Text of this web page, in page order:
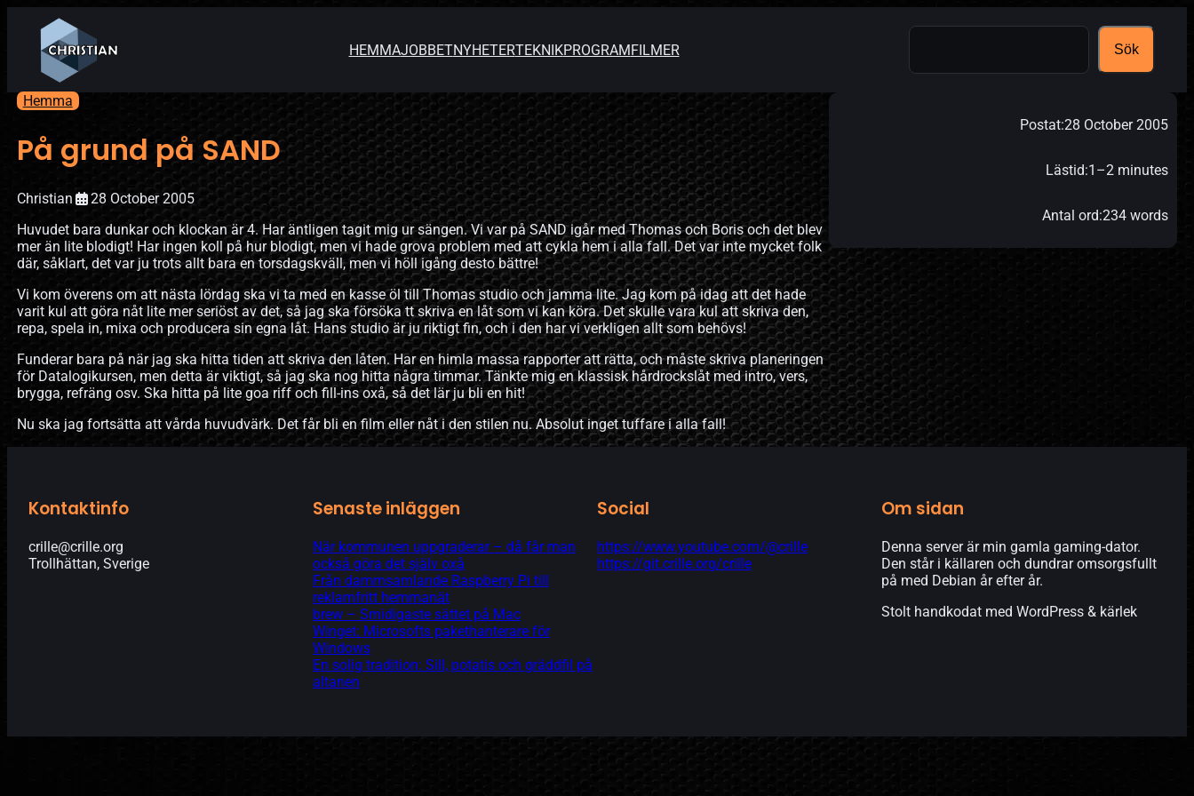
HEMMAJOBBETNYHETERTEKNIKPROGRAMFILMER
Search
Sök
Hemma
På grund på SAND
Christian
28 October 2005
Huvudet bara dunkar och klockan är 4. Har äntligen tagit mig ur sängen. Vi var på SAND igår med Thomas och Boris och det blev
mer än lite blodigt! Har ingen koll på hur blodigt, men vi hade grova problem med att cykla hem i alla fall. Det var inte mycket folk
där, såklart, det var ju trots allt bara en torsdagskväll, men vi höll igång desto bättre!
Vi kom överens om att nästa lördag ska vi ta med en kasse öl till Thomas studio och jamma lite. Jag kom på idag att det hade
varit kul att göra nåt lite mer seriöst av det, så jag ska försöka tt skriva en låt som vi kan köra. Det skulle vara kul att skriva den,
repa, spela in, mixa och producera sin egna låt. Hans studio är ju riktigt fin, och i den har vi verkligen allt som behövs!
Funderar bara på när jag ska hitta tiden att skriva den låten. Har en himla massa rapporter att rätta, och måste skriva planeringen
för Datalogikursen, men detta är viktigt, så jag ska nog hitta några timmar. Tänkte mig en klassisk hårdrockslåt med intro, vers,
brygga, refräng osv. Ska hitta på lite goa riff och fill-ins oxå, så det lär ju bli en hit!
Nu ska jag fortsätta att vårda huvudvärk. Det får bli en film eller nåt i den stilen nu. Absolut inget tuffare i alla fall!
Postat:28 October 2005
Lästid:1–2 minutes
Antal ord:234 words
Kontaktinfo
crille@crille.org
Trollhättan, Sverige
Senaste inläggen
När kommunen uppgraderar – då får man
också göra det själv oxå
Från dammsamlande Raspberry Pi till
reklamfritt hemmanät
brew – Smidigaste sättet på Mac
Winget: Microsofts pakethanterare för
Windows
En solig tradition: Sill, potatis och gräddfil på
altanen
Social
https://www.youtube.com/@crille
https://git.crille.org/crille
Om sidan
Denna server är min gamla gaming-dator.
Den står i källaren och dundrar omsorgsfullt
på med Debian år efter år.
Stolt handkodat med WordPress & kärlek